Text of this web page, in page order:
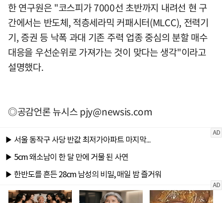
한 연구원은 "코스피가 7000선 초반까지 내려선 현 구
간에서는 반도체, 적층세라믹 커패시터(MLCC), 전력기
기, 증권 등 낙폭 과대 기존 주력 업종 중심의 분할 매수
대응을 우선순위로 가져가는 것이 맞다는 생각"이라고
설명했다.
◎공감언론 뉴시스pjy@newsis.com